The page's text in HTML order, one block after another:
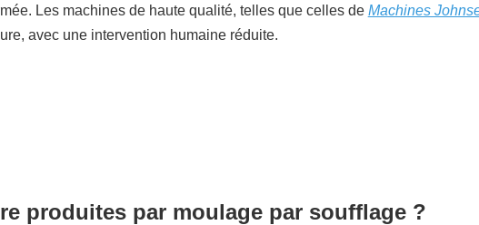
Les machines de haute qualité, telles que celles de Machines
avec une intervention humaine réduite.
produites par moulage par soufflage ?